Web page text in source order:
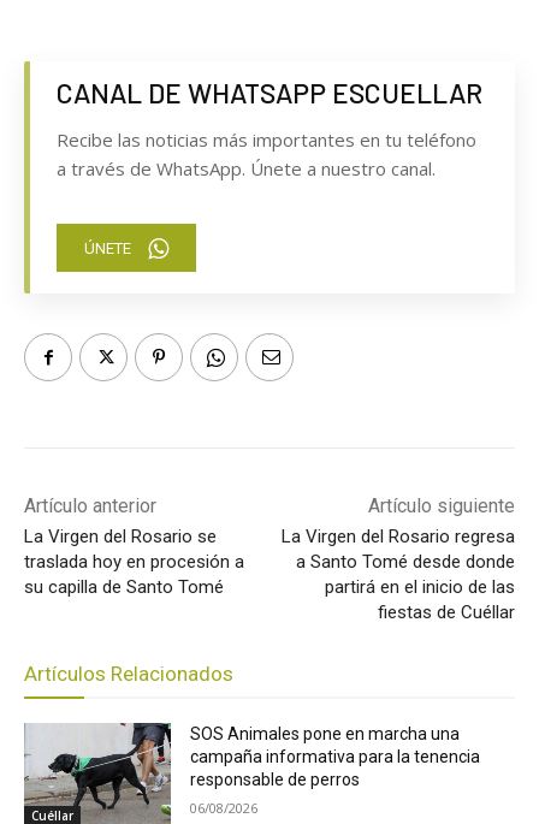
CANAL DE WHATSAPP ESCUELLAR
Recibe las noticias más importantes en tu teléfono
a través de WhatsApp. Únete a nuestro canal.
ÚNETE
Artículo anterior
La Virgen del Rosario se
traslada hoy en procesión a
su capilla de Santo Tomé
Artículo siguiente
La Virgen del Rosario regresa
a Santo Tomé desde donde
partirá en el inicio de las
fiestas de Cuéllar
Artículos Relacionados
Cuéllar
SOS Animales pone en marcha una
campaña informativa para la tenencia
responsable de perros
06/08/2026